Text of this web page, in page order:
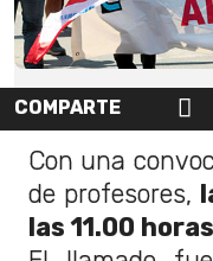
COMPARTE
Con una
de profesores,
las 11.00